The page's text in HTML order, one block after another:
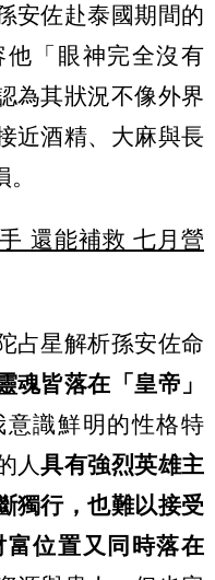
安佐赴泰國期間的
「眼神完全沒有
為其狀況不像外界
近酒精、大麻與長
還能補救 七月營
占星解析孫安佐命
魂皆落在「皇帝」
意識鮮明的性格特
人具有強烈英雄主
獨行，也難以接受
富位置又同時落在